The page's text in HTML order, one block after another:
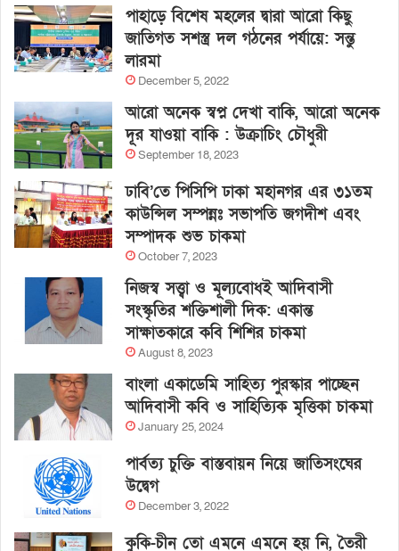
পাহাড়ে বিশেষ মহলের দ্বারা আরো কিছু
জাতিগত সশস্ত্র দল গঠনের পর্যায়ে: সন্তু
লারমা
December 5, 2022
আরো অনেক স্বপ্ন দেখা বাকি, আরো অনেক
দূর যাওয়া বাকি : উক্রাচিং চৌধুরী
September 18, 2023
ঢাবি’তে পিসিপি ঢাকা মহানগর এর ৩১তম
কাউন্সিল সম্পন্নঃ সভাপতি জগদীশ এবং
সম্পাদক শুভ চাকমা
October 7, 2023
নিজস্ব সত্ত্বা ও মূল্যবোধই আদিবাসী
সংস্কৃতির শক্তিশালী দিক: একান্ত
সাক্ষাতকারে কবি শিশির চাকমা
August 8, 2023
বাংলা একাডেমি সাহিত্য পুরস্কার পাচ্ছেন
আদিবাসী কবি ও সাহিত্যিক মৃত্তিকা চাকমা
January 25, 2024
পার্বত্য চুক্তি বাস্তবায়ন নিয়ে জাতিসংঘের
উদ্বেগ
December 3, 2022
কুকি-চীন তো এমনে এমনে হয় নি, তৈরী